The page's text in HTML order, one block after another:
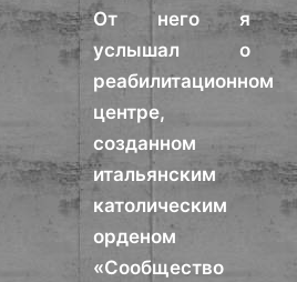
От него я
услышал о
реабилитационном
центре,
созданном
итальянским
католическим
орденом
«Сообщество